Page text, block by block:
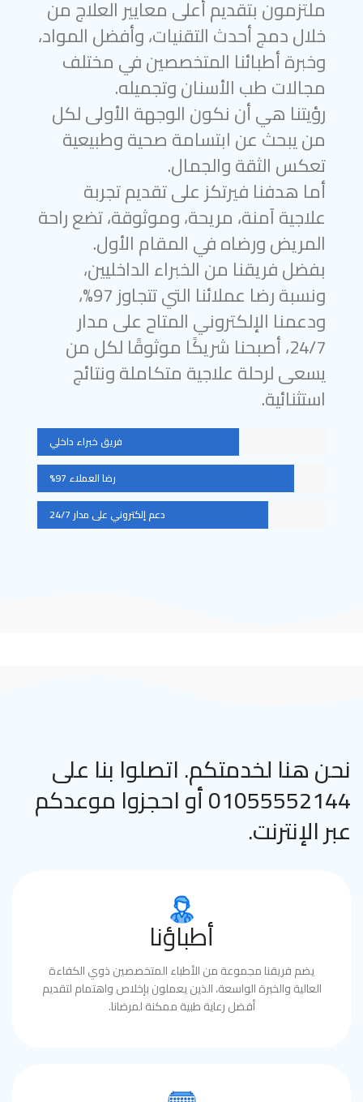
ملتزمون بتقديم أعلى معايير العلاج من
خلال دمج أحدث التقنيات، وأفضل المواد،
وخبرة أطبائنا المتخصصين في مختلف
مجالات طب الأسنان وتجميله.
رؤيتنا هي أن نكون الوجهة الأولى لكل
من يبحث عن ابتسامة صحية وطبيعية
تعكس الثقة والجمال.
أما هدفنا فيرتكز على تقديم تجربة
علاجية آمنة، مريحة، وموثوقة، تضع راحة
المريض ورضاه في المقام الأول.
بفضل فريقنا من الخبراء الداخليين،
ونسبة رضا عملائنا التي تتجاوز 97%،
ودعمنا الإلكتروني المتاح على مدار
24/7، أصبحنا شريكًا موثوقًا لكل من
يسعى لرحلة علاجية متكاملة ونتائج
استثنائية.
فريق خبراء داخلي
رضا العملاء 97%
دعم إلكتروني على مدار 24/7
نحن هنا لخدمتكم. اتصلوا بنا على
01055552144 أو احجزوا موعدكم
عبر الإنترنت.
أطباؤنا
يضم فريقنا مجموعة من الأطباء المتخصصين ذوي الكفاءة
العالية والخبرة الواسعة، الذين يعملون بإخلاص واهتمام لتقديم
أفضل رعاية طبية ممكنة لمرضانا.